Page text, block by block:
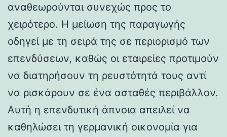
αναθεωρούνται συνεχώς προς το
χειρότερο. Η μείωση της παραγωγής
οδηγεί με τη σειρά της σε περιορισμό των
επενδύσεων, καθώς οι εταιρείες προτιμούν
να διατηρήσουν τη ρευστότητά τους αντί
να ρισκάρουν σε ένα ασταθές περιβάλλον.
Αυτή η επενδυτική άπνοια απειλεί να
καθηλώσει τη γερμανική οικονομία για